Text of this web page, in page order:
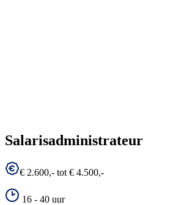
Salarisadministrateur
€ 2.600,- tot € 4.500,-
16 - 40 uur